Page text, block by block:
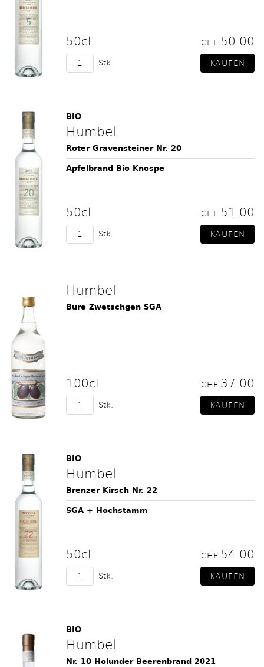
50cl CHF 50.00
Stk.
BIO
Humbel
Roter Gravensteiner Nr. 20
Apfelbrand Bio Knospe
50cl CHF 51.00
Stk.
Humbel
Bure Zwetschgen SGA
100cl CHF 37.00
Stk.
BIO
Humbel
Brenzer Kirsch Nr. 22
SGA + Hochstamm
50cl CHF 54.00
Stk.
BIO
Humbel
Nr. 10 Holunder Beerenbrand 2021